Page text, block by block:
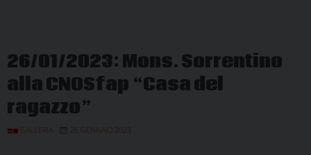
26/01/2023: Mons. Sorrentino
alla CNOSfap “Casa del
ragazzo”
GALLERIA 26 GENNAIO 2023